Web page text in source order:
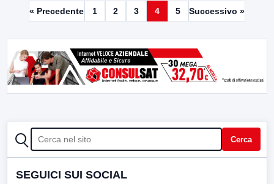
« Precedente 1 2 3 4 5 Successivo »
CERCA Cerca
SEGUICI SUI SOCIAL